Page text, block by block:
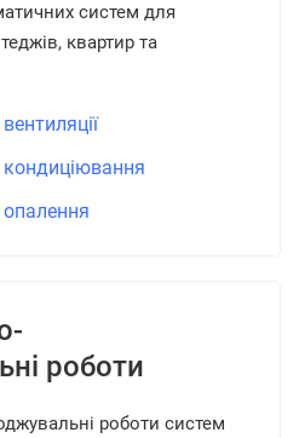
систем для
квартир та
роботи
роботи систем